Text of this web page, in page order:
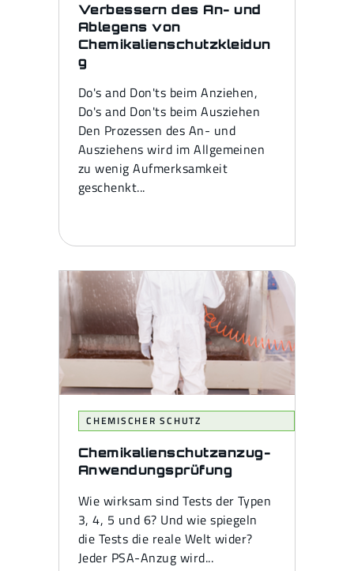
Verbessern des An- und
Ablegens von
Chemikalienschutzkleidun
g
Do's and Don'ts beim Anziehen,
Do's and Don'ts beim Ausziehen
Den Prozessen des An- und
Ausziehens wird im Allgemeinen
zu wenig Aufmerksamkeit
geschenkt...
CHEMISCHER SCHUTZ
Chemikalienschutzanzug-
Anwendungsprüfung
Wie wirksam sind Tests der Typen
3, 4, 5 und 6? Und wie spiegeln
die Tests die reale Welt wider?
Jeder PSA-Anzug wird...